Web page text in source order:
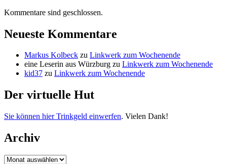
Kommentare sind geschlossen.
Neueste Kommentare
Markus Kolbeck zu Linkwerk zum Wochenende
eine Leserin aus Würzburg zu Linkwerk zum Wochenende
kid37 zu Linkwerk zum Wochenende
Der virtuelle Hut
Sie können hier Trinkgeld einwerfen. Vielen Dank!
Archiv
Archiv